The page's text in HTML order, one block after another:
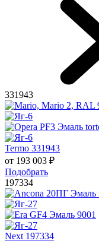
331943
Termo 331943
от 193 003 ₽
Подобрать
197334
Next 197334